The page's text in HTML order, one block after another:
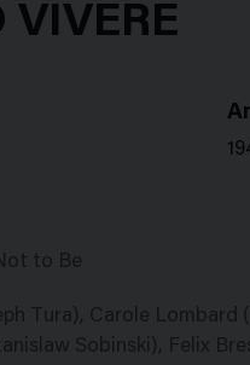
VIVERE
to Be
Tura), Carole
Sobinski), Felix